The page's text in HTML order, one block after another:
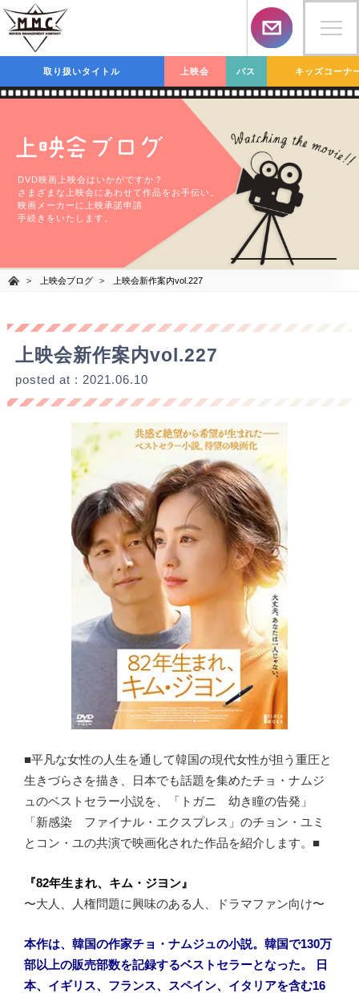
取り扱いタイトル 上映会 バス キッズコーナ
上映会ブログ
DVD映画上映会はいかがですか？
さまざまな上映会にあわせて作品をお手伝い。
映画メーカーに上映承諾申請
手続きをいたします。
上映会ブログ 上映会新作案内vol.227
上映会新作案内vol.227
posted at : 2021.06.10
■平凡な女性の人生を通して韓国の現代女性が担う重圧と
生きづらさを描き、日本でも話題を集めたチョ・ナムジ
ュのベストセラー小説を、「トガニ 幼き瞳の告発」
「新感染 ファイナル・エクスプレス」のチョン・ユミ
とコン・ユの共演で映画化された作品を紹介します。■
『82年生まれ、キム・ジヨン』
〜大人、人権問題に興味のある人、ドラマファン向け〜
本作は、韓国の作家チョ・ナムジュの小説。韓国で130万
部以上の販売部数を記録するベストセラーとなった。 日
本、イギリス、フランス、スペイン、イタリアを含む16